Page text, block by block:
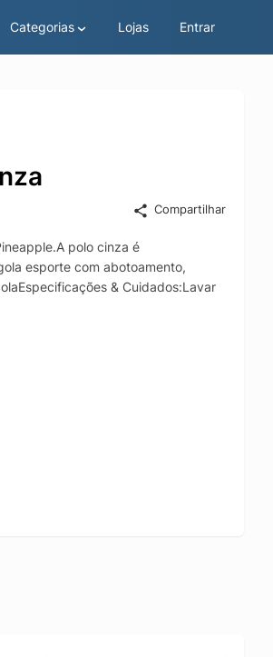
Categorias Lojas Entrar
Compartilhar
polo cinza é
esporte com abotoamento,
& Cuidados:Lavar